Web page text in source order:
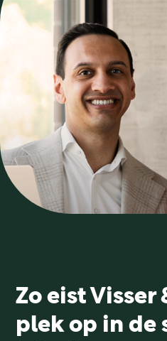
CASES
ID
OVER
Zo eist Visser
plek op in de